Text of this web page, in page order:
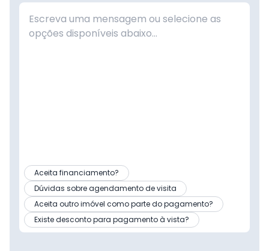
Aceita financiamento?
Dúvidas sobre agendamento de visita
Aceita outro imóvel como parte do pagamento?
Existe desconto para pagamento à vista?